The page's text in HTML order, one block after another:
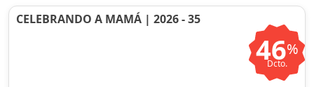
CELEBRANDO A MAMÁ | 2026 - 35
46%
Dcto.